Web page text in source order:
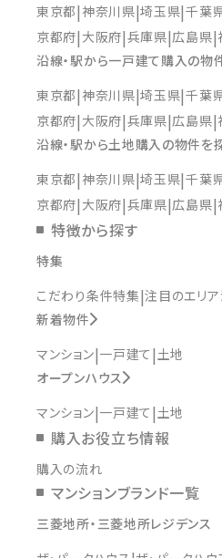
東京都 神奈川県 埼玉県 千葉
京都府 大阪府 兵庫県 広島県
沿線・駅から一戸建て購入の物
東京都 神奈川県 埼玉県 千葉
京都府 大阪府 兵庫県 広島県
沿線・駅から土地購入の物件を
東京都 神奈川県 埼玉県 千葉
京都府 大阪府 兵庫県 広島県
特徴から探す
特集
こだわり条件特集 注目のエリ
新着物件
マンション 一戸建て 土地
オープンハウス
マンション 一戸建て 土地
購入お役立ち情報
購入の流れ
マンションブランド一覧
三菱地所・三菱地所レジデンス